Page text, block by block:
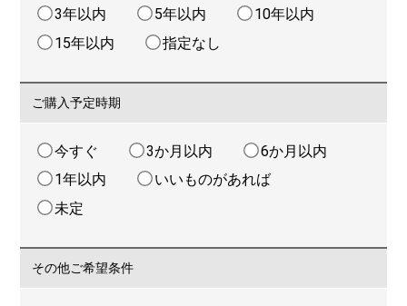
3年以内 5年以内
10年以内
15年以内
指定なし
ご購入予定時期
今すぐ 3か月以内
6か月以内
1年以内
いいものがあれば
未定
その他ご希望条件